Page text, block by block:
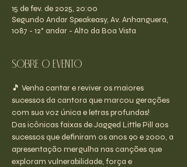
15 de fev. de 2025, 20:00
Segundo Andar Speakeasy, Av. Anhanguera,
1087 - 12° andar - Alto da Boa Vista
Sobre o evento
🎵 Venha cantar e reviver os maiores
sucessos da cantora que marcou gerações
com sua voz única e letras profundas!
Das icônicas faixas de Jagged Little Pill aos
sucessos que definiram os anos 90 e 2000, a
apresentação mergulha nas canções que
exploram vulnerabilidade, força e